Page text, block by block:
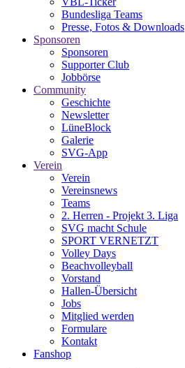
Bundesliga Teams
Presse, Fotos & Downloads
Sponsoren
Sponsoren
Supporter Club
Jobbörse
Community
Geschichte
Newsletter
LüneBlock
Galerie
SVG-App
Verein
Verein
Vereinsnews
Teams
2. Herren - Projekt 3. Liga
SVG macht Schule
SPORT VERNETZT
Volley Days
Beachvolleyball
Vorstand
Hallen-Übersicht
Jobs
Mitglied werden
Formulare
Kontakt
Fanshop